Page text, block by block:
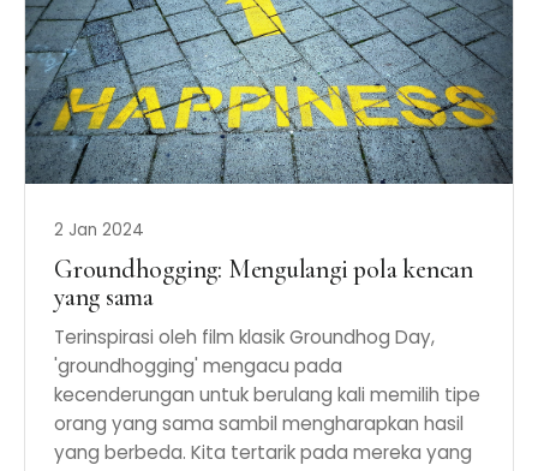
2 Jan 2024
Groundhogging: Mengulangi pola kencan
yang sama
Terinspirasi oleh film klasik Groundhog Day,
'groundhogging' mengacu pada
kecenderungan untuk berulang kali memilih tipe
orang yang sama sambil mengharapkan hasil
yang berbeda. Kita tertarik pada mereka yang